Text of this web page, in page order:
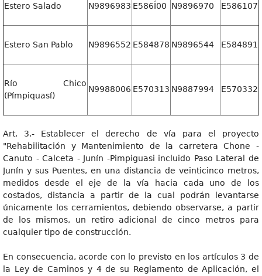
Estero Salado N9896983 E586Í00 N9896970 E586107
Estero San Pablo N9896552 E584878 N9896544 E584891
Río Chico
(Pímpiquasí)
N9988006 E570313 N9887994 E570332
Art. 3.- Establecer el derecho de vía para el proyecto
"Rehabilitación y Mantenimiento de la carretera Chone -
Canuto - Calceta - Junín -Pimpiguasi incluido Paso Lateral de
Junín y sus Puentes, en una distancia de veinticinco metros,
medidos desde el eje de la vía hacia cada uno de los
costados, distancia a partir de la cual podrán levantarse
únicamente los cerramientos, debiendo observarse, a partir
de los mismos, un retiro adicional de cinco metros para
cualquier tipo de construcción.
En consecuencia, acorde con lo previsto en los artículos 3 de
la Ley de Caminos y 4 de su Reglamento de Aplicación, el